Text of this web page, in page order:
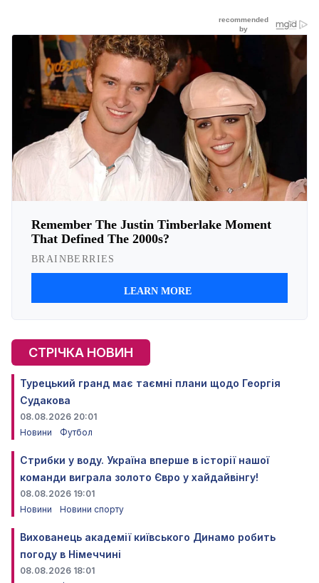
СТРІЧКА НОВИН
Турецький гранд має таємні плани щодо Георгія
Судакова
08.08.2026 20:01
Новини
Футбол
Стрибки у воду. Україна вперше в історії нашої
команди виграла золото Євро у хайдайвінгу!
08.08.2026 19:01
Новини
Новини спорту
Вихованець академії київського Динамо робить
погоду в Німеччині
08.08.2026 18:01